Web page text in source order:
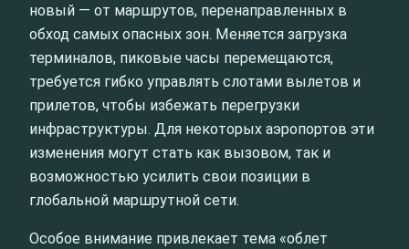
новый — от маршрутов, перенаправленных в
обход самых опасных зон. Меняется загрузка
терминалов, пиковые часы перемещаются,
требуется гибко управлять слотами вылетов и
прилетов, чтобы избежать перегрузки
инфраструктуры. Для некоторых аэропортов эти
изменения могут стать как вызовом, так и
возможностью усилить свои позиции в
глобальной маршрутной сети.
Особое внимание привлекает тема «облет